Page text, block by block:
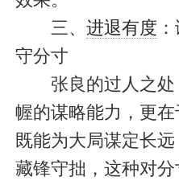
三、 进退有度
守分寸
张良的过人之处
幄的谋略能力，更在
既能为大局谋定长
藏锋守拙，这种对